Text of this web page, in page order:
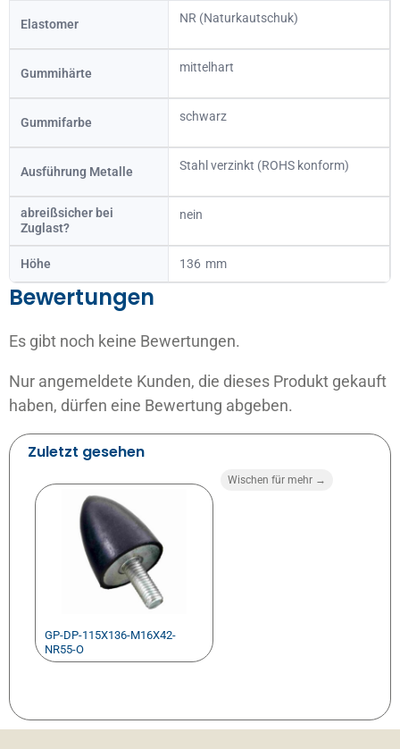
Elastomer NR (Naturkautschuk)
Gummihärte mittelhart
Gummifarbe schwarz
Ausführung Metalle Stahl verzinkt (ROHS konform)
abreißsicher bei
Zuglast?
nein
Höhe 136
Bewertungen
Es gibt noch keine Bewertungen.
Nur angemeldete Kunden, die dieses Produkt gekauft
haben, dürfen eine Bewertung abgeben.
Zuletzt gesehen
Wischen für mehr →
GP-DP-115X136-M16X42-
NR55-O